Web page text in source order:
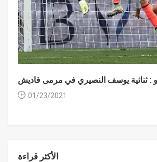
: ثنائية يوسف النصيري في مرمى قاديش
01/23/2021
الأكثر قراءة